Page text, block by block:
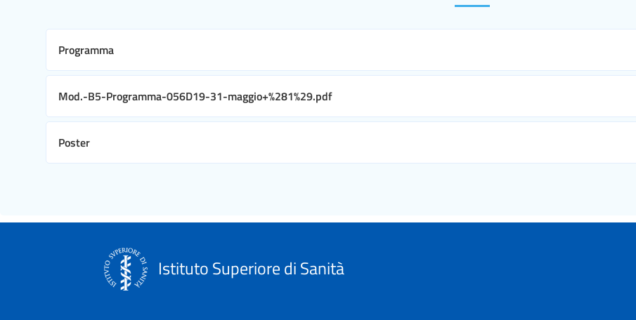
Programma
Mod.-B5-Programma-056D19-31-maggio+%281%29.pdf
Poster
Istituto Superiore di Sanità